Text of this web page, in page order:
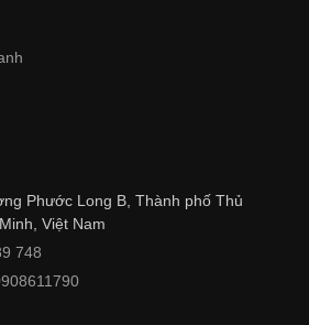
Phước Long B, Thành phố Thủ
Việt Nam
748